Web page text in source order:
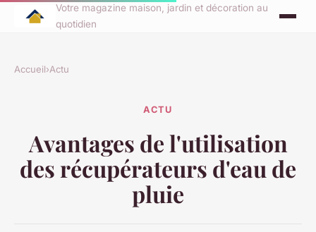
Votre magazine maison, jardin et décoration au
quotidien
Accueil›Actu
ACTU
Avantages de l'utilisation
des récupérateurs d'eau de
pluie